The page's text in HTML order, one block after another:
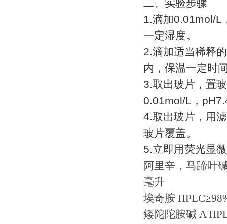
二、实验步骤
1.滴加0.01mol/L
一定湿度。
2.滴加适当稀释
内，保温一定时
3.取出玻片，置
0.01mol/L ，
4.取出玻片，用
玻片覆盖。
5.立即用荧光显
阿里辛，马蹄叶
毫升
埃奇胺 HPLC≥
矮陀陀胺碱 A